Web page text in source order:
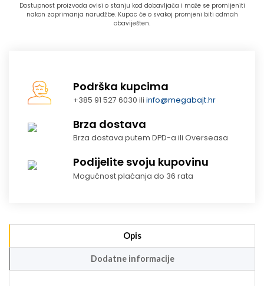
Dostupnost proizvoda ovisi o stanju kod dobavljača i može se promijeniti
nakon zaprimanja narudžbe. Kupac će o svakoj promjeni biti odmah
obaviješten.
Podrška kupcima
+385 91 527 6030 iliinfo@megabajt.hr
Brza dostava
Brza dostava putem DPD-a ili Overseasa
Podijelite svoju kupovinu
Mogućnost plaćanja do 36 rata
Opis
Dodatne informacije